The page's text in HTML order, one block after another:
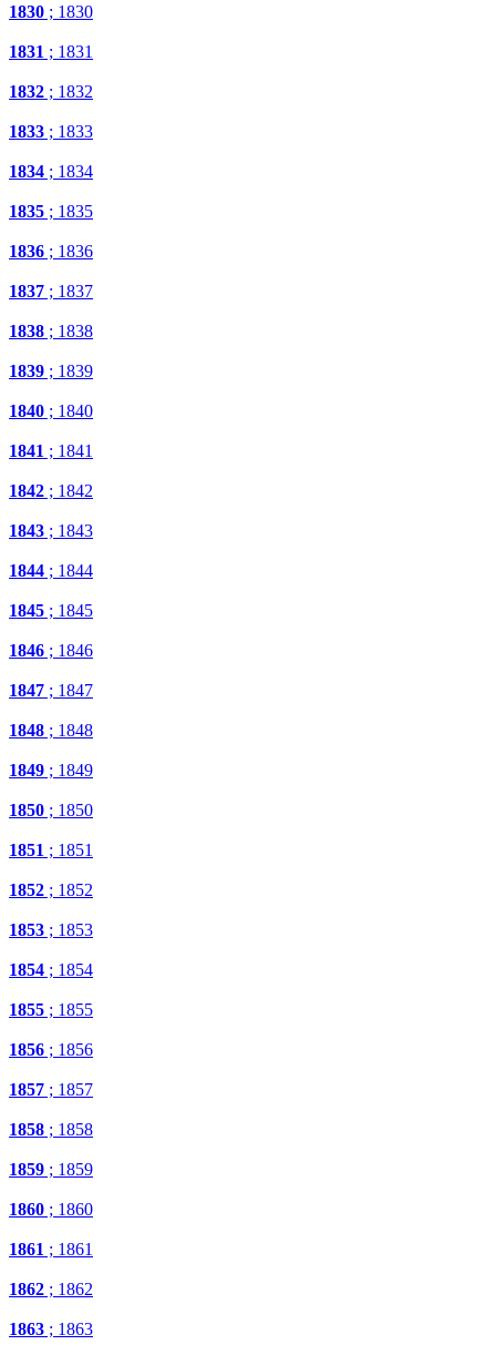
1830 ; 1830
1831 ; 1831
1832 ; 1832
1833 ; 1833
1834 ; 1834
1835 ; 1835
1836 ; 1836
1837 ; 1837
1838 ; 1838
1839 ; 1839
1840 ; 1840
1841 ; 1841
1842 ; 1842
1843 ; 1843
1844 ; 1844
1845 ; 1845
1846 ; 1846
1847 ; 1847
1848 ; 1848
1849 ; 1849
1850 ; 1850
1851 ; 1851
1852 ; 1852
1853 ; 1853
1854 ; 1854
1855 ; 1855
1856 ; 1856
1857 ; 1857
1858 ; 1858
1859 ; 1859
1860 ; 1860
1861 ; 1861
1862 ; 1862
1863 ; 1863